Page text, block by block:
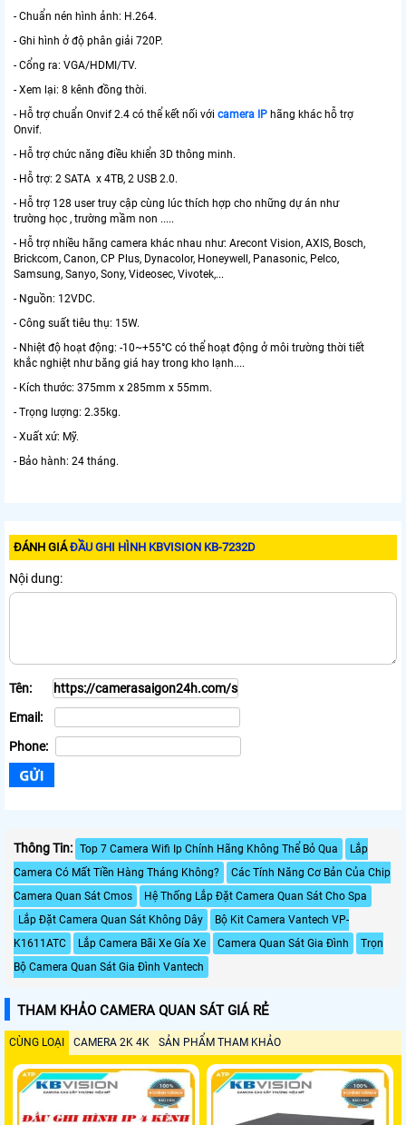
- Chuẩn nén hình ảnh: H.264.
- Ghi hình ở độ phân giải 720P.
- Cổng ra: VGA/HDMI/TV.
- Xem lại: 8 kênh đồng thời.
- Hỗ trợ chuẩn Onvif 2.4 có thể kết nối với camera IP hãng khác hỗ trợ
Onvif.
- Hỗ trợ chức năng điều khiển 3D thông minh.
- Hỗ trợ: 2 SATA x 4TB, 2 USB 2.0.
- Hỗ trợ 128 user truy cập cùng lúc thích hợp cho những dự án như
trường học , trường mầm non .....
- Hỗ trợ nhiều hãng camera khác nhau như: Arecont Vision, AXIS, Bosch,
Brickcom, Canon, CP Plus, Dynacolor, Honeywell, Panasonic, Pelco,
Samsung, Sanyo, Sony, Videosec, Vivotek,...
- Nguồn: 12VDC.
- Công suất tiêu thụ: 15W.
- Nhiệt độ hoạt động: -10~+55°C có thể hoạt động ở môi trường thời tiết
khắc nghiệt như băng giá hay trong kho lạnh....
- Kích thước: 375mm x 285mm x 55mm.
- Trọng lượng: 2.35kg.
- Xuất xứ: Mỹ.
- Bảo hành: 24 tháng.
ĐÁNH GIÁĐẦU GHI HÌNH KBVISION KB-7232D
Nội dung:
Tên:
Email:
Phone:
Thông Tin: Top 7 Camera Wifi Ip Chính Hãng Không Thể Bỏ Qua
Lắp
Camera Có Mất Tiền Hàng Tháng Không?
Các Tính Năng Cơ Bản Của Chip
Camera Quan Sát Cmos
Hệ Thống Lắp Đặt Camera Quan Sát Cho Spa
Lắp Đặt Camera Quan Sát Không Dây
Bộ Kit Camera Vantech VP-
K1611ATC
Lắp Camera Bãi Xe Gía Xe Camera Quan Sát Gia Đình
Trọn
Bộ Camera Quan Sát Gia Đình Vantech
THAM KHẢO CAMERA QUAN SÁT GIÁ RẺ
CÙNG LOẠI CAMERA 2K 4K SẢN PHẨM THAM KHẢO